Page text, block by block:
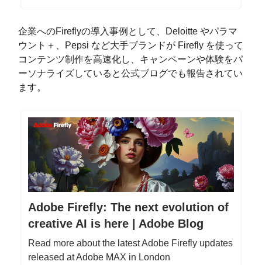
企業へのFireflyの導入事例として、Deloitte やパラマ
ウント＋、Pepsi など大手ブランドが Firefly を使って
コンテンツ制作を高速化し、キャンペーンや体験をパ
ーソナライズしていると公式ブログでも報告されてい
ます。
Adobe Firefly: The next evolution of
creative AI is here | Adobe Blog
Read more about the latest Adobe Firefly updates
released at Adobe MAX in London